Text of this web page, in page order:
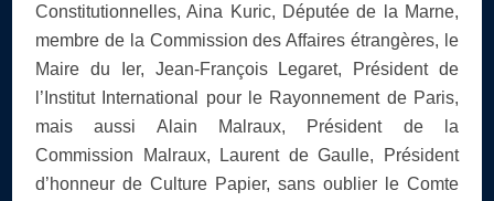
Constitutionnelles, Aina Kuric, Députée de la Marne,
membre de la Commission des Affaires étrangères, le
Maire du Ier, Jean-François Legaret, Président de
l’Institut International pour le Rayonnement de Paris,
mais aussi Alain Malraux, Président de la
Commission Malraux, Laurent de Gaulle, Président
d’honneur de Culture Papier, sans oublier le Comte